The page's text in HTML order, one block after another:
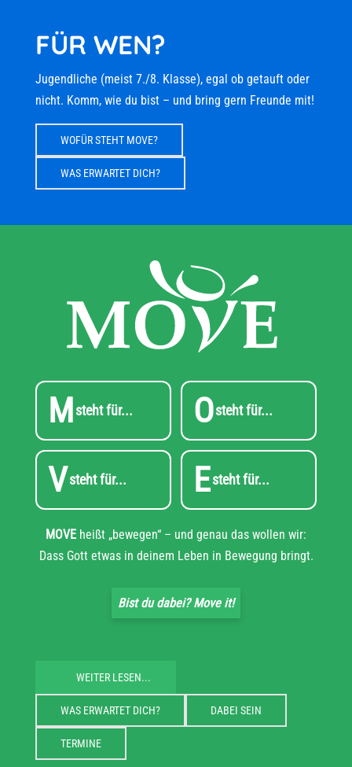
FÜR WEN?
Jugendliche (meist 7./8. Klasse), egal ob getauft oder
nicht. Komm, wie du bist – und bring gern Freunde mit!
WOFÜR STEHT MOVE?
WAS ERWARTET DICH?
Msteht für... Osteht für...
Vsteht für... Esteht für...
MOVE heißt „bewegen“ – und genau das wollen wir:
Dass Gott etwas in deinem Leben in Bewegung bringt.
Bist du dabei? Move it!
WEITER LESEN...
WAS ERWARTET DICH? DABEI SEIN
TERMINE